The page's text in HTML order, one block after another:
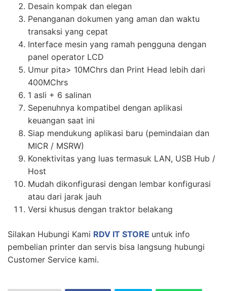
Desain kompak dan elegan
Penanganan dokumen yang aman dan waktu
transaksi yang cepat
Interface mesin yang ramah pengguna dengan
panel operator LCD
Umur pita> 10MChrs dan Print Head lebih dari
400MChrs
1 asli + 6 salinan
Sepenuhnya kompatibel dengan aplikasi
keuangan saat ini
Siap mendukung aplikasi baru (pemindaian dan
MICR / MSRW)
Konektivitas yang luas termasuk LAN, USB Hub /
Host
Mudah dikonfigurasi dengan lembar konfigurasi
atau dari jarak jauh
Versi khusus dengan traktor belakang
Silakan Hubungi Kami RDV IT STORE untuk info
pembelian printer dan servis bisa langsung hubungi
Customer Service kami.